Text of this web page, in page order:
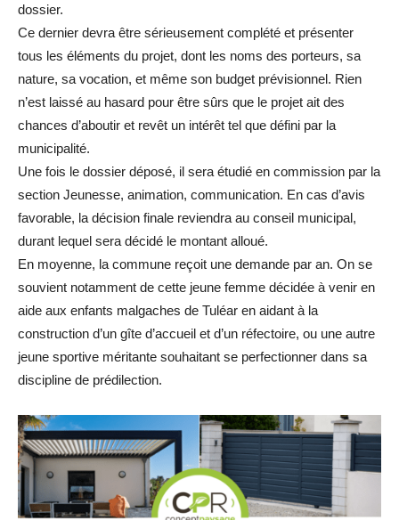
dossier.
Ce dernier devra être sérieusement complété et présenter
tous les éléments du projet, dont les noms des porteurs, sa
nature, sa vocation, et même son budget prévisionnel. Rien
n’est laissé au hasard pour être sûrs que le projet ait des
chances d’aboutir et revêt un intérêt tel que défini par la
municipalité.
Une fois le dossier déposé, il sera étudié en commission par la
section Jeunesse, animation, communication. En cas d’avis
favorable, la décision finale reviendra au conseil municipal,
durant lequel sera décidé le montant alloué.
En moyenne, la commune reçoit une demande par an. On se
souvient notamment de cette jeune femme décidée à venir en
aide aux enfants malgaches de Tuléar en aidant à la
construction d’un gîte d’accueil et d’un réfectoire, ou une autre
jeune sportive méritante souhaitant se perfectionner dans sa
discipline de prédilection.